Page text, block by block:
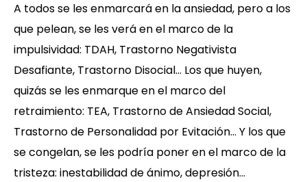
A todos se les enmarcará en la ansiedad, pero a los
que pelean, se les verá en el marco de la
impulsividad: TDAH, Trastorno Negativista
Desafiante, Trastorno Disocial… Los que huyen,
quizás se les enmarque en el marco del
retraimiento: TEA, Trastorno de Ansiedad Social,
Trastorno de Personalidad por Evitación… Y los que
se congelan, se les podría poner en el marco de la
tristeza: inestabilidad de ánimo, depresión…